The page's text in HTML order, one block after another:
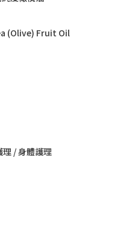
(Olive) Fruit Oil
理 / 身體護理